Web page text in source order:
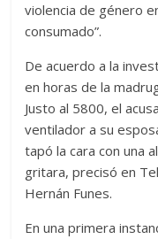
violencia de género
consumado”.
De acuerdo a la
en horas de la
Justo al 5800, el
ventilador a su
tapó la cara con una
gritara, precisó en
Hernán Funes.
En una primera